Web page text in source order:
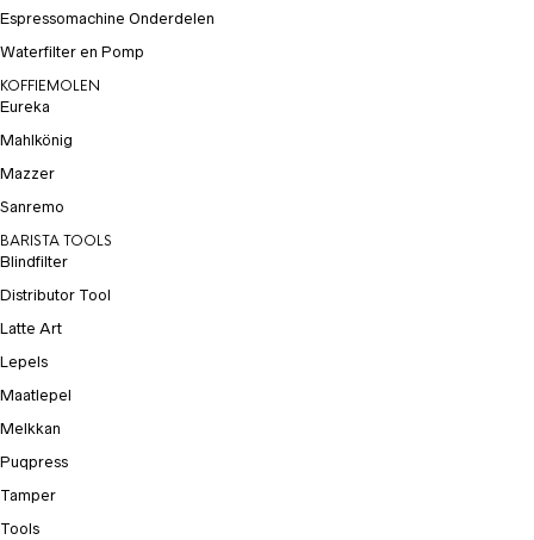
Espressomachine Onderdelen
Waterfilter en Pomp
KOFFIEMOLEN
Eureka
Mahlkönig
Mazzer
Sanremo
BARISTA TOOLS
Blindfilter
Distributor Tool
Latte Art
Lepels
Maatlepel
Melkkan
Puqpress
Tamper
Tools